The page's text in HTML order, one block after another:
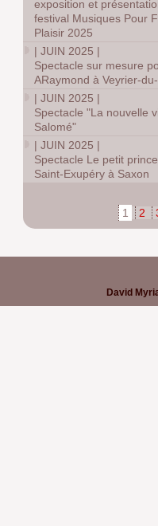
exposition et
festival Musiques Pour
Plaisir 2025
|JUIN 2025 |
Spectacle sur mesure
ARaymond à Veyrier-
|JUIN 2025 |
Spectacle "La nouvelle
Salomé"
|JUIN 2025 |
Spectacle Le petit
Saint-Exupéry à Saxon
1 2
David